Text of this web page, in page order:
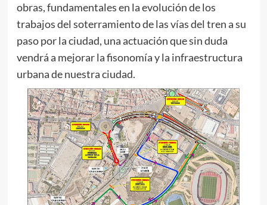
obras, fundamentales en la evolución de los
trabajos del soterramiento de las vías del tren a su
paso por la ciudad, una actuación que sin duda
vendrá a mejorar la fisonomía y la infraestructura
urbana de nuestra ciudad.